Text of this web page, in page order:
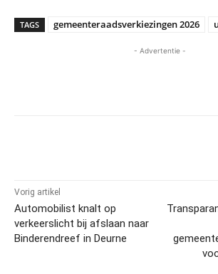
TAGS gemeenteraadsverkiezingen 2026
- Advertentie -
Vorig artikel
Automobilist knalt op
verkeerslicht bij afslaan naar
Binderendreef in Deurne